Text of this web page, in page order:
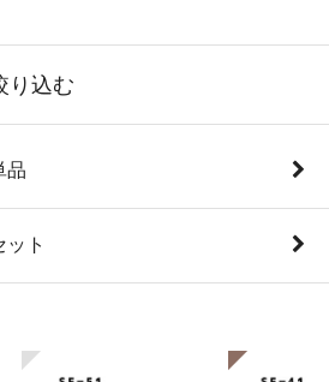
り込む
品
ト